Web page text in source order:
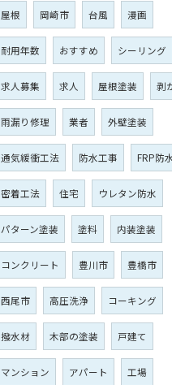
屋根 岡崎市 台風 漫画
耐用年数 おすすめ シーリング
求人募集 求人 屋根塗装 剥
雨漏り修理 業者 外壁塗装
通気緩衝工法 防水工事 FRP防
密着工法 住宅 ウレタン防水
パターン塗装 塗料 内装塗装
コンクリート 豊川市 豊橋市
西尾市 高圧洗浄 コーキング
撥水材 木部の塗装 戸建て
マンション アパート 工場